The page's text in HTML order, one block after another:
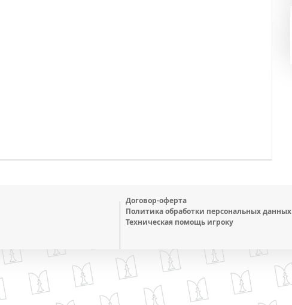
Договор-оферта
Политика обработки персональных данных
Техническая помощь игроку